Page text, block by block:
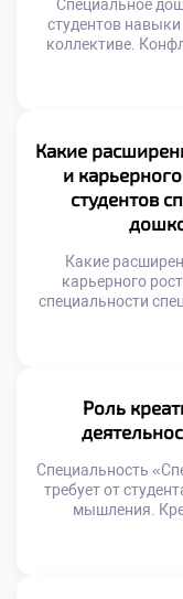
Специальное
студентов
коллективе.
мирно отличает
участниками
не подавить
Какие
и
студентов
Какие
карьерного
специальности
дефектолога
за пределами
образование
деятельности.
Роль
Специальность
требует от
мышления.
позволяет